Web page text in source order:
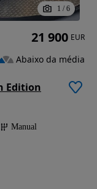
1 / 6
Edition
Manual
21 900 EUR
Abaixo da média